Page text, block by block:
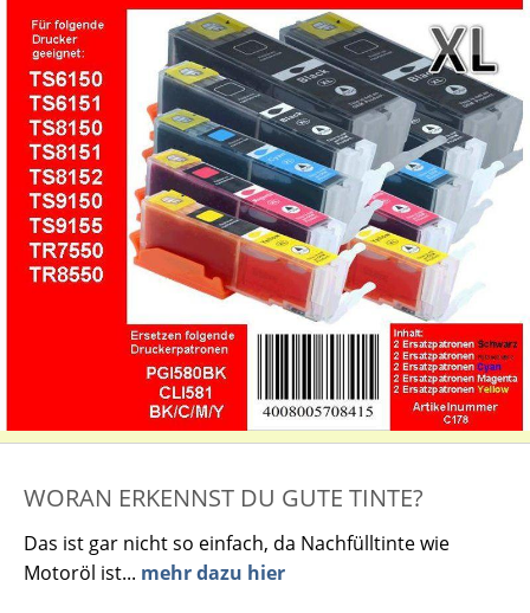
WORAN ERKENNST DU GUTE TINTE?
Das ist gar nicht so einfach, da Nachfülltinte wie
Motoröl ist... mehr dazu hier